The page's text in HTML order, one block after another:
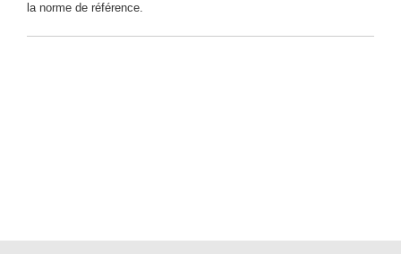
la norme de référence.